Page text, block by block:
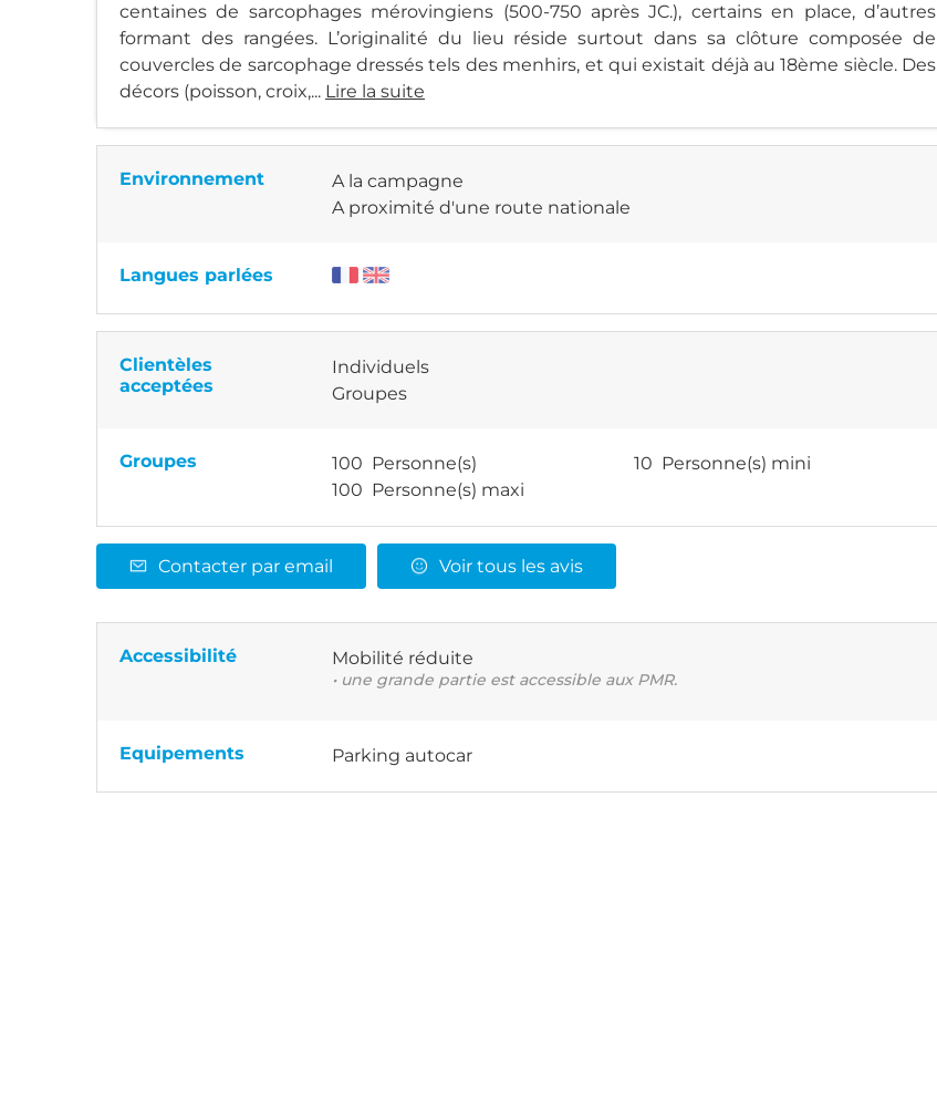
centaines de sarcophages mérovingiens (500-750 après JC.), certains en place, d’autres
formant des rangées. L’originalité du lieu réside surtout dans sa clôture composée de
couvercles de sarcophage dressés tels des menhirs, et qui existait déjà au 18ème siècle. Des
décors (poisson, croix,... Lire la suite
Environnement
A la campagne
A proximité d'une route nationale
Langues parlées
Clientèles
acceptées
Individuels
Groupes
Groupes 100 Personne(s)
10 Personne(s) mini
100 Personne(s) maxi
Contacter par email Voir tous les avis
Accessibilité Mobilité réduite
• une grande partie est accessible aux PMR.
Equipements Parking autocar